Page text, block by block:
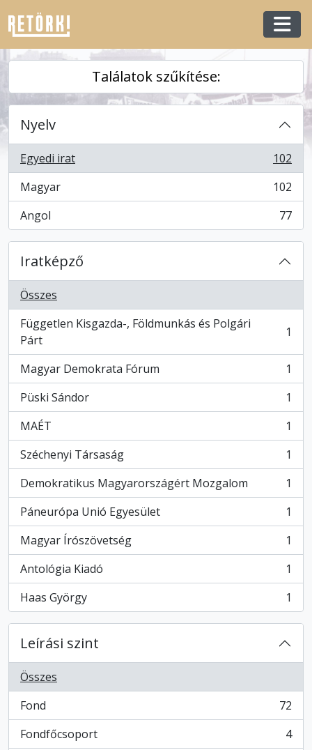
Skip to main content
Találatok szűkítése:
Nyelv
Egyedi irat
, 102 eredmények
102
Magyar
, 102 eredmények
102
Angol
, 77 eredmények 77
Iratképző
Összes
Független Kisgazda-, Földmunkás és Polgári
Párt
, 1 eredmények 1
Magyar Demokrata Fórum
, 1 eredmények
1
Püski Sándor
, 1 eredmények
1
MAÉT
, 1 eredmények
1
Széchenyi Társaság
, 1 eredmények
1
Demokratikus Magyarországért Mozgalom
, 1 eredmények
1
Páneurópa Unió Egyesület
, 1 eredmények
1
Magyar Írószövetség
, 1 eredmények
1
Antológia Kiadó
, 1 eredmények
1
Haas György
, 1 eredmények 1
Leírási szint
Összes
Fond
, 72 eredmények
72
Fondfőcsoport
, 4 eredmények
4